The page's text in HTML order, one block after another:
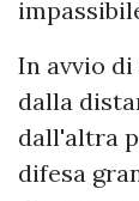
In avvio
dalla
dall'altra
difesa